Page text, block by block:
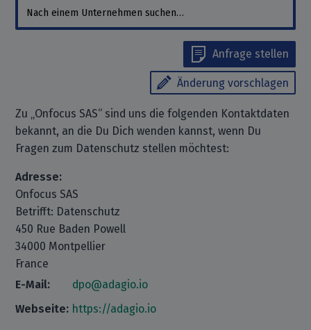
Anfrage stellen
Änderung vorschlagen
Zu „Onfocus SAS“ sind uns die folgenden Kontaktdaten
bekannt, an die Du Dich wenden kannst, wenn Du
Fragen zum Datenschutz stellen möchtest:
Adresse:
Onfocus SAS
Betrifft: Datenschutz
450 Rue Baden Powell
34000 Montpellier
France
E-Mail:
dpo@adagio.io
Webseite: https://adagio.io